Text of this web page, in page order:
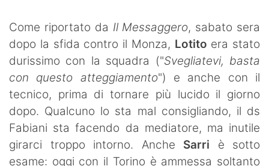
Tennis
Vela
SHOP LAZIO
Contatti
Come riportato da Il Messaggero, sabato sera
dopo la sfida contro il Monza, Lotito era stato
durissimo con la squadra ("Svegliatevi, basta
con questo atteggiamento") e anche con il
tecnico, prima di tornare più lucido il giorno
dopo. Qualcuno lo sta mal consigliando, il ds
Fabiani sta facendo da mediatore, ma inutile
girarci troppo intorno. Anche Sarri è sotto
esame: oggi con il Torino è ammessa soltanto